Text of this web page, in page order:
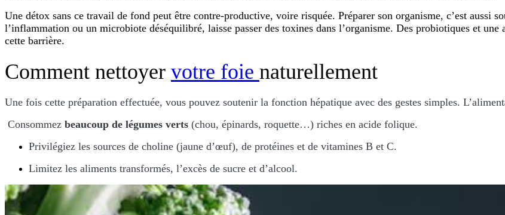
Une détox sans ce travail de fond peut être contre-productive, voire risquée. Préparer son organisme, c’est aussi
l’inflammation ou un microbiote déséquilibré, laisse passer des toxines dans l’organisme. Des probiotiques et
cette barrière.
Comment nettoyer votre foie naturellement
Une fois cette préparation effectuée, vous pouvez soutenir la fonction hépatique avec des gestes simples.
Consommez beaucoup de légumes verts (chou, épinards, roquette…) riches en acide folique.
Privilégiez les sources de choline (jaune d’œuf), de protéines et de vitamines B et C.
Limitez les aliments transformés, l’excès de sucre et d’alcool.